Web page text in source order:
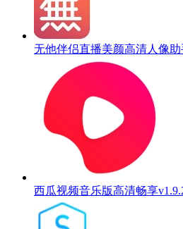
无他伴侣直播美颜高清人像助
西瓜视频音乐版高清畅享